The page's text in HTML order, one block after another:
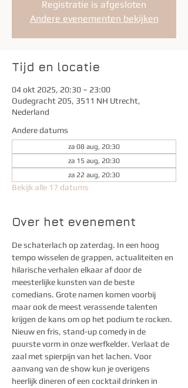
Registratie is afgesloten
Andere evenementen bekijken
Tijd en locatie
04 okt 2025, 20:30 – 23:00
Oudegracht 205, 3511 NH Utrecht,
Nederland
Andere datums
za 08 aug, 20:30
za 15 aug, 20:30
za 22 aug, 20:30
Bekijk alle 17 datums
Over het evenement
De schaterlach op zaterdag. In een hoog
tempo wisselen de grappen, actualiteiten en
hilarische verhalen elkaar af door de
meesterlijke kunsten van de beste
comedians. Grote namen komen voorbij
maar ook de meest verassende talenten
krijgen de kans om op het podium te rocken.
Nieuw en fris, stand-up comedy in de
puurste vorm in onze werfkelder. Verlaat de
zaal met spierpijn van het lachen. Voor
aanvang van de show kun je overigens
heerlijk dineren of een cocktail drinken in